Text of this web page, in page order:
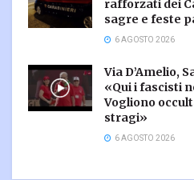
rafforzati dei
sagre e feste
6 AGOSTO 2026
Via D’Amelio,
«Qui i fascisti
Vogliono
stragi»
6 AGOSTO 2026